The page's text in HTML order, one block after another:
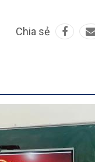
Chia sẻ